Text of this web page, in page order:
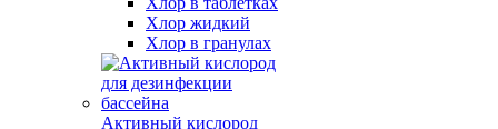
Хлор жидкий
Хлор в гранулах
Активный кислород